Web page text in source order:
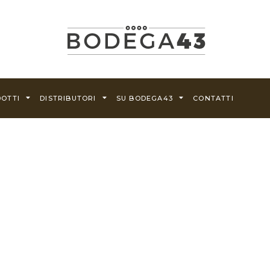
DISTRIBUTORI SU BODEGA43 CONTATTI